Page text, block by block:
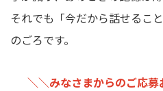
それでも「今だから話せるこ
のごろです。
＼＼みなさまからのご応